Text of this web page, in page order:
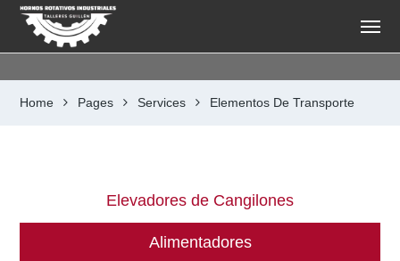
Home Pages Services Elementos De Transporte
Elevadores de Cangilones
Alimentadores